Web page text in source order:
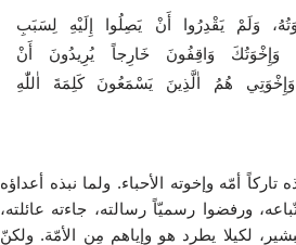
وَلَمْ يَقْدِرُوا أَنْ يَصِلُوا إِلَيْهِ لِسَبَبِ
وَإِخْوَتُكَ وَاقِفُونَ خَارِجاً يُرِيدُونَ أَنْ
هُمُ اٰلَّذِينَ يَسْمَعُونَ كَلِمَةَ اٰللّٰهِ
أمّه وإخوته الأحباء. ولما نبذه أعداؤه
ورفضوا رسميّاً رسالته، جاءته عائلته،
لكيلا يطرد هو وإياهم مِن الأمّة. ولكنّ